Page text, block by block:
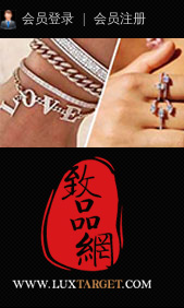
会员登录 会员注册